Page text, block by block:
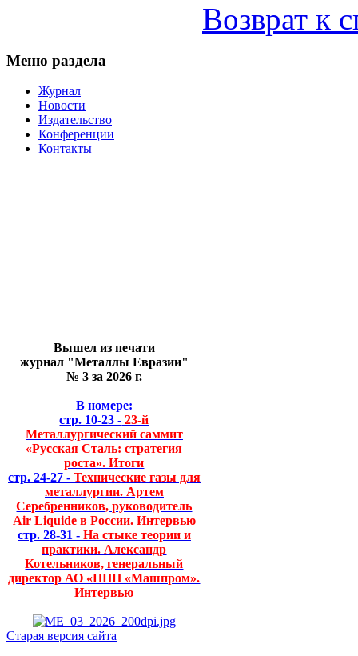
Возврат к
Меню раздела
Журнал
Новости
Издательство
Конференции
Контакты
Вышел из печати
журнал "Металлы Евразии"
№ 3 за 2026 г.
В номере:
стр. 10-23 - 23-й
Металлургический саммит
«Русская Сталь: стратегия
роста». Итоги
стр. 24-27 - Технические газы для
металлургии. Артем
Серебренников, руководитель
Air Liquide в России. Интервью
стр. 28-31 - На стыке теории и
практики. Александр
Котельников, генеральный
директор АО «НПП «Машпром».
Интервью
Старая версия сайта